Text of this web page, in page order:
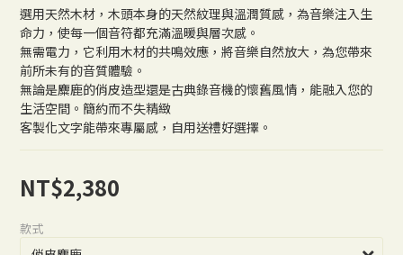
選用天然木材，木頭本身的天然紋理與溫潤質感，為音樂注入生
命力，使每一個音符都充滿溫暖與層次感。
無需電力，它利用木材的共鳴效應，將音樂自然放大，為您帶來
前所未有的音質體驗。
無論是麋鹿的俏皮造型還是古典錄音機的懷舊風情，能融入您的
生活空間。簡約而不失精緻
客製化文字能帶來專屬感，自用送禮好選擇。
NT$2,380
款式